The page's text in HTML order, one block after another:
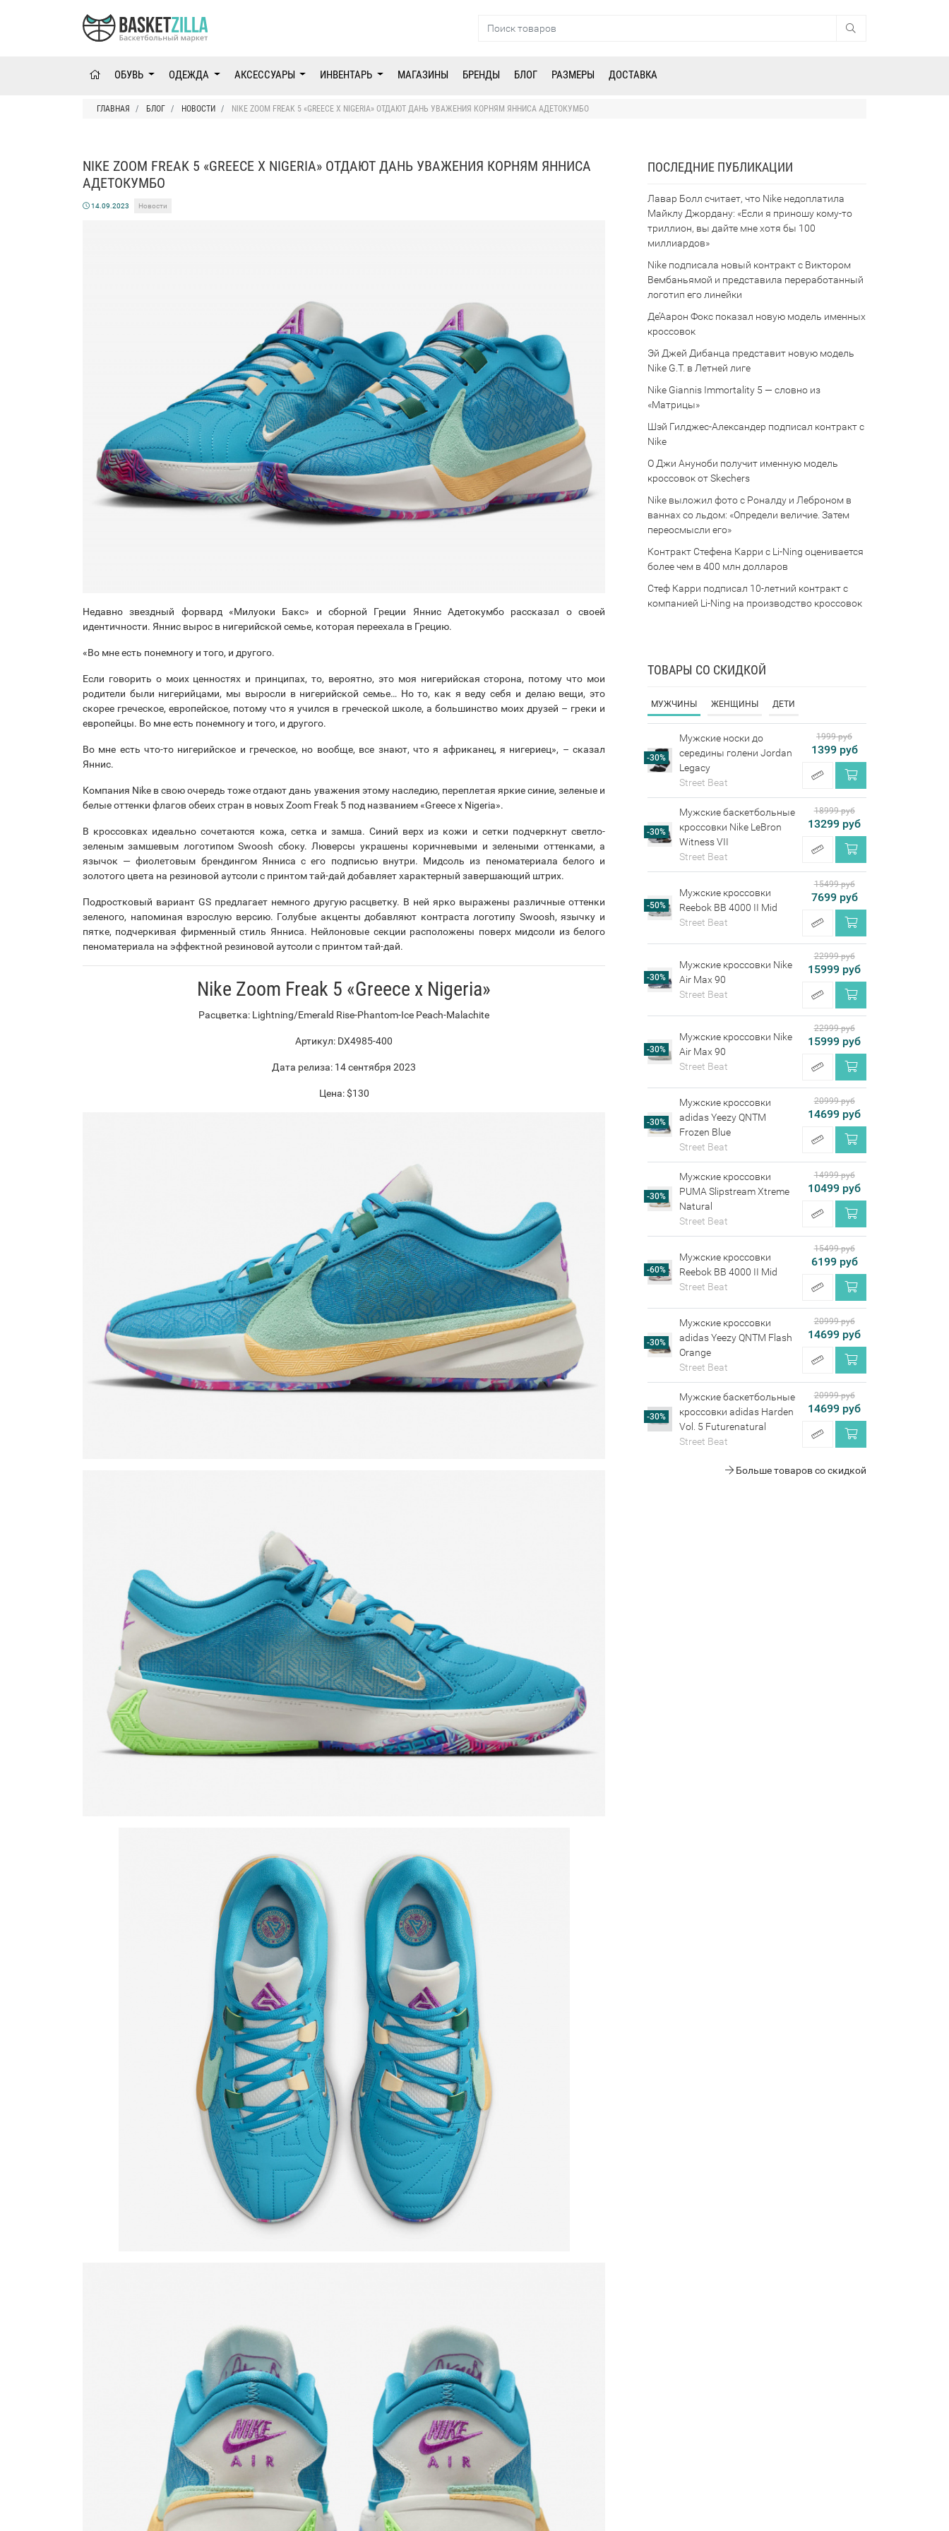
ОБУВЬ ОДЕЖДА АКСЕССУАРЫ ИНВЕНТАРЬ МАГАЗИНЫ БРЕНДЫ БЛОГ РАЗМЕРЫ ДОСТАВКА
ГЛАВНАЯ БЛОГ НОВОСТИ NIKE ZOOM FREAK 5 «GREECE X NIGERIA» ОТДАЮТ ДАНЬ УВАЖЕНИЯ КОРНЯМ ЯННИСА АДЕТОКУМБО
NIKE ZOOM FREAK 5 «GREECE X NIGERIA» ОТДАЮТ ДАНЬ УВАЖЕНИЯ КОРНЯМ ЯННИСА
АДЕТОКУМБО
14.09.2023 Новости
Недавно звездный форвард «Милуоки Бакс» и сборной Греции Яннис Адетокумбо рассказал о своей
идентичности. Яннис вырос в нигерийской семье, которая переехала в Грецию.
«Во мне есть понемногу и того, и другого.
Если говорить о моих ценностях и принципах, то, вероятно, это моя нигерийская сторона, потому что мои
родители были нигерийцами, мы выросли в нигерийской семье… Но то, как я веду себя и делаю вещи, это
скорее греческое, европейское, потому что я учился в греческой школе, а большинство моих друзей – греки и
европейцы. Во мне есть понемногу и того, и другого.
Во мне есть что-то нигерийское и греческое, но вообще, все знают, что я африканец, я нигериец», – сказал
Яннис.
Компания Nike в свою очередь тоже отдают дань уважения этому наследию, переплетая яркие синие, зеленые и
белые оттенки флагов обеих стран в новых Zoom Freak 5 под названием «Greece x Nigeria».
В кроссовках идеально сочетаются кожа, сетка и замша. Синий верх из кожи и сетки подчеркнут светло-
зеленым замшевым логотипом Swoosh сбоку. Люверсы украшены коричневыми и зелеными оттенками, а
язычок — фиолетовым брендингом Янниса с его подписью внутри. Мидсоль из пеноматериала белого и
золотого цвета на резиновой аутсоли с принтом тай-дай добавляет характерный завершающий штрих.
Подростковый вариант GS предлагает немного другую расцветку. В ней ярко выражены различные оттенки
зеленого, напоминая взрослую версию. Голубые акценты добавляют контраста логотипу Swoosh, язычку и
пятке, подчеркивая фирменный стиль Янниса. Нейлоновые секции расположены поверх мидсоли из белого
пеноматериала на эффектной резиновой аутсоли с принтом тай-дай.
Nike Zoom Freak 5 «Greece x Nigeria»
Расцветка: Lightning/Emerald Rise-Phantom-Ice Peach-Malachite
Артикул: DX4985-400
Дата релиза: 14 сентября 2023
Цена: $130
ПОСЛЕДНИЕ ПУБЛИКАЦИИ
Лавар Болл считает, что Nike недоплатила
Майклу Джордану: «Если я приношу кому-то
триллион, вы дайте мне хотя бы 100
миллиардов»
Nike подписала новый контракт с Виктором
Вембаньямой и представила переработанный
логотип его линейки
Де’Аарон Фокс показал новую модель именных
кроссовок
Эй Джей Дибанца представит новую модель
Nike G.T. в Летней лиге
Nike Giannis Immortality 5 — словно из
«Матрицы»
Шэй Гилджес-Александер подписал контракт с
Nike
О Джи Ануноби получит именную модель
кроссовок от Skechers
Nike выложил фото с Роналду и Леброном в
ваннах со льдом: «Определи величие. Затем
переосмысли его»
Контракт Стефена Карри с Li-Ning оценивается
более чем в 400 млн долларов
Стеф Карри подписал 10-летний контракт с
компанией Li-Ning на производство кроссовок
ТОВАРЫ СО СКИДКОЙ
МУЖЧИНЫ ЖЕНЩИНЫ ДЕТИ
-30%
Мужские носки до
середины голени Jordan
Legacy
Street Beat
1999 руб
1399 руб
-30%
Мужские баскетбольные
кроссовки Nike LeBron
Witness VII
Street Beat
18999 руб
13299 руб
-50%
Мужские кроссовки
Reebok BB 4000 II Mid
Street Beat
15499 руб
7699 руб
-30%
Мужские кроссовки Nike
Air Max 90
Street Beat
22999 руб
15999 руб
-30%
Мужские кроссовки Nike
Air Max 90
Street Beat
22999 руб
15999 руб
-30%
Мужские кроссовки
adidas Yeezy QNTM
Frozen Blue
Street Beat
20999 руб
14699 руб
-30%
Мужские кроссовки
PUMA Slipstream Xtreme
Natural
Street Beat
14999 руб
10499 руб
-60%
Мужские кроссовки
Reebok BB 4000 II Mid
Street Beat
15499 руб
6199 руб
-30%
Мужские кроссовки
adidas Yeezy QNTM Flash
Orange
Street Beat
20999 руб
14699 руб
-30%
Мужские баскетбольные
кроссовки adidas Harden
Vol. 5 Futurenatural
Street Beat
20999 руб
14699 руб
Больше товаров со скидкой